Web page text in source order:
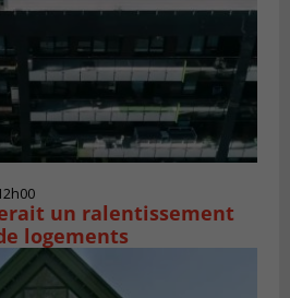
un ralentissement
logements